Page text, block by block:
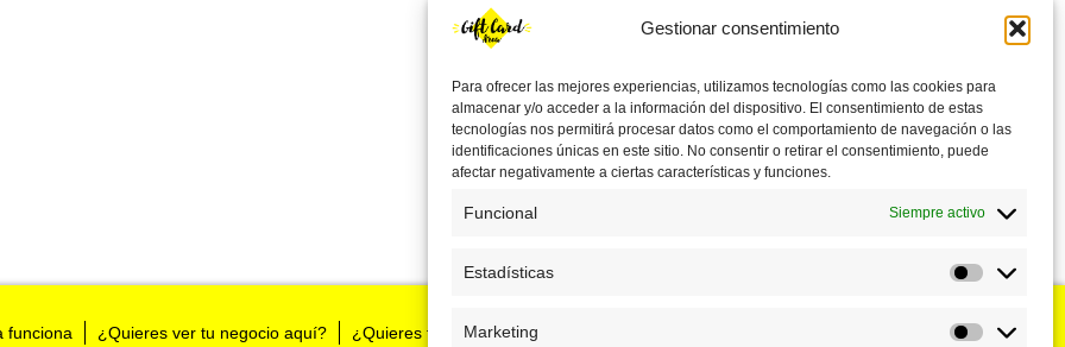
Gestionar consentimiento
Para ofrecer las mejores experiencias, utilizamos tecnologías como las cookies para
almacenar y/o acceder a la información del dispositivo. El consentimiento de estas
tecnologías nos permitirá procesar datos como el comportamiento de navegación o las
identificaciones únicas en este sitio. No consentir o retirar el consentimiento, puede
afectar negativamente a ciertas características y funciones.
Funcional Siempre activo
Estadísticas
Marketing
Marketing
funciona ¿Quieres ver tu negocio aquí? ¿Quieres tenernos en tu negocio?